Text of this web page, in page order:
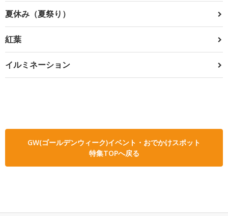
夏休み（夏祭り）
紅葉
イルミネーション
GW(ゴールデンウィーク)イベント・おでかけスポット
特集TOPへ戻る